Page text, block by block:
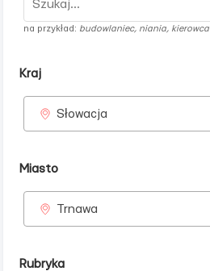
Dla Ukraińców
na przykład: budowlaniec, niania, kierowca
Kraj
Słowacja
Miasto
Trnawa
Rubryka